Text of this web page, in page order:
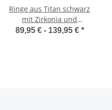
Ringe aus Titan schwarz
mit Zirkonia und
Lasergravur H116
89,95 € - 139,95 € *